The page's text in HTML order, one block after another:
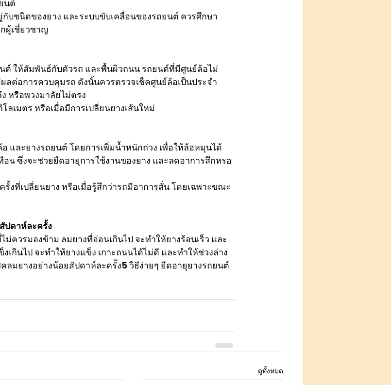
นต์
บชนิดของยาง และระบบขับเคลื่อนของรถยนต์ ควรศึกษา
ผู้เชี่ยวชาญ
ต์ ให้สัมพันธ์กับตัวรถ และพื้นผิวถนน รถยนต์ที่มีศูนย์ล้อไม่
ลต่อการควบคุมรถ ดังนั้นควรตรวจเช็คศูนย์ล้อเป็นประจำ
หรือพวงมาลัยไม่ตรง
ลเมตร หรือเมื่อมีการเปลี่ยนยางเส้นใหม่
และยางรถยนต์ โดยการเพิ่มน้ำหนักถ่วง เพื่อให้ล้อหมุนได้
อน ซึ่งจะช่วยยืดอายุการใช้งานของยาง และลดอาการสึกหรอ
งที่เปลี่ยนยาง หรือเมื่อรู้สึกว่ารถมีอาการสั่น โดยเฉพาะขณะ
ปดาห์ละครั้ง
ม่ควรมองข้าม ลมยางที่อ่อนเกินไป จะทำให้ยางร้อนเร็ว และ
เกินไป จะทำให้ยางแข็ง เกาะถนนได้ไม่ดี และทำให้ช่วงล่าง
ลมยางอย่างน้อยสัปดาห์ละครั้ง5 วิธีง่ายๆ ยืดอายุยางรถยนต์
ดูทั้งหมด